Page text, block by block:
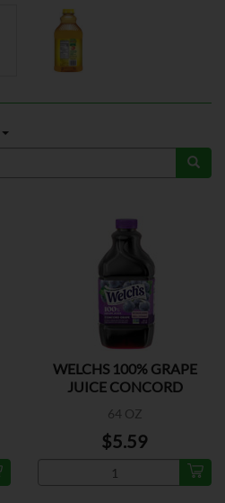
WELCHS 100% GRAPE
JUICE CONCORD
64 OZ
$5.59